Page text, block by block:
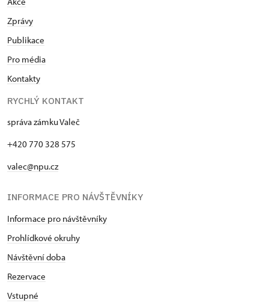
Zprávy
Publikace
Pro média
Kontakty
RYCHLÝ KONTAKT
správa zámku Valeč
+420 770 328 575
valec@npu.cz
INFORMACE PRO NÁVŠTĚVNÍKY
Informace pro návštěvníky
Prohlídkové okruhy
Návštěvní doba
Rezervace
Vstupné